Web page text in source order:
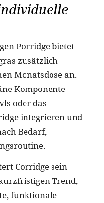
Porridge bietet
zusätzlich
Monatsdose an.
Komponente
oder das
integrieren und
Bedarf,
Corridge sein
Trend,
funktionale